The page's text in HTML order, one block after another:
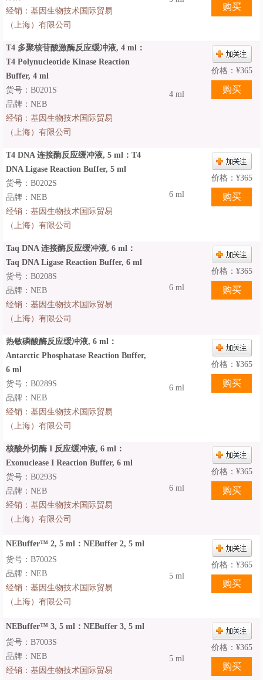
经销： 基因生物技术国际贸易
（上海）有限公司
T4 多聚核苷酸激酶反应缓冲液, 4 ml：
T4 Polynucleotide Kinase Reaction
Buffer, 4 ml
4 ml
价格： ¥365
货号：B0201S
品牌：NEB
经销： 基因生物技术国际贸易
（上海）有限公司
T4 DNA 连接酶反应缓冲液, 5 ml：T4
DNA Ligase Reaction Buffer, 5 ml
6 ml
价格： ¥365
货号：B0202S
品牌：NEB
经销： 基因生物技术国际贸易
（上海）有限公司
Taq DNA 连接酶反应缓冲液, 6 ml：
Taq DNA Ligase Reaction Buffer, 6 ml
6 ml
价格： ¥365
货号：B0208S
品牌：NEB
经销： 基因生物技术国际贸易
（上海）有限公司
热敏磷酸酶反应缓冲液, 6 ml：
Antarctic Phosphatase Reaction Buffer,
6 ml
6 ml
价格： ¥365
货号：B0289S
品牌：NEB
经销： 基因生物技术国际贸易
（上海）有限公司
核酸外切酶 I 反应缓冲液, 6 ml：
Exonuclease I Reaction Buffer, 6 ml
6 ml
价格： ¥365
货号：B0293S
品牌：NEB
经销： 基因生物技术国际贸易
（上海）有限公司
NEBuffer™ 2, 5 ml：NEBuffer 2, 5 ml
5 ml
价格： ¥365
货号：B7002S
品牌：NEB
经销： 基因生物技术国际贸易
（上海）有限公司
NEBuffer™ 3, 5 ml：NEBuffer 3, 5 ml
5 ml
价格： ¥365
货号：B7003S
品牌：NEB
经销： 基因生物技术国际贸易